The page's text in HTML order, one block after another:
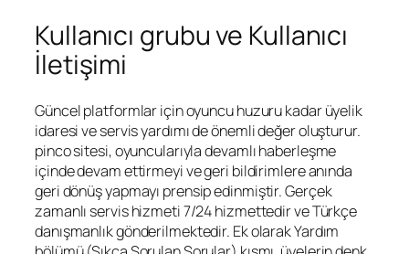
Kullanıcı grubu ve Kullanıcı
İletişimi
Güncel platformlar için oyuncu huzuru kadar üyelik
idaresi ve servis yardımı de önemli değer oluşturur.
pinco sitesi, oyuncularıyla devamlı haberleşme
içinde devam ettirmeyi ve geri bildirimlere anında
geri dönüş yapmayı prensip edinmiştir. Gerçek
zamanlı servis hizmeti 7/24 hizmettedir ve Türkçe
danışmanlık gönderilmektedir. Ek olarak Yardım